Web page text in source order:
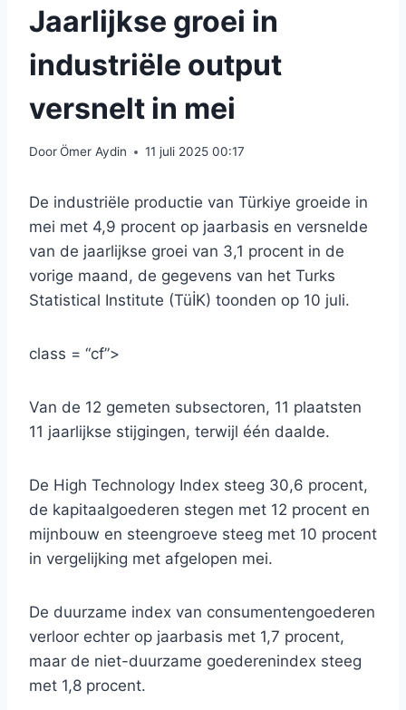
Jaarlijkse groei in
industriële output
versnelt in mei
DoorÖmer Aydin 11 juli 2025 00:17
De industriële productie van Türkiye groeide in
mei met 4,9 procent op jaarbasis en versnelde
van de jaarlijkse groei van 3,1 procent in de
vorige maand, de gegevens van het Turks
Statistical Institute (TüİK) toonden op 10 juli.
class = “cf”>
Van de 12 gemeten subsectoren, 11 plaatsten
11 jaarlijkse stijgingen, terwijl één daalde.
De High Technology Index steeg 30,6 procent,
de kapitaalgoederen stegen met 12 procent en
mijnbouw en steengroeve steeg met 10 procent
in vergelijking met afgelopen mei.
De duurzame index van consumentengoederen
verloor echter op jaarbasis met 1,7 procent,
maar de niet-duurzame goederenindex steeg
met 1,8 procent.